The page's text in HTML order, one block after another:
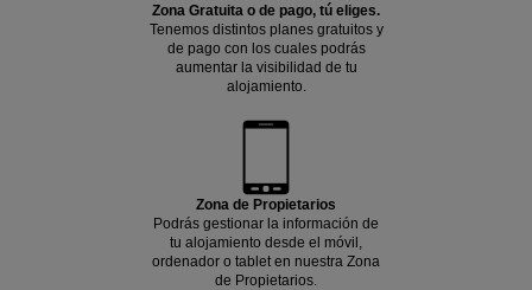
Zona Gratuita o de pago, tú eliges.
Tenemos distintos planes gratuitos y
de pago con los cuales podrás
aumentar la visibilidad de tu
alojamiento.
Zona de Propietarios
Podrás gestionar la información de
tu alojamiento desde el móvil,
ordenador o tablet en nuestra Zona
de Propietarios.